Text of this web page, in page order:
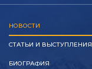
НОВОСТИ
СТАТЬИ И ВЫСТУПЛЕНИЯ
БИОГРАФИЯ